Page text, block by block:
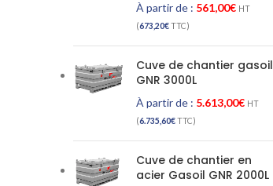
À partir de : 561,00€ HT
(673,20€TTC)
Cuve de chantier gasoil
GNR 3000L
À partir de : 5.613,00€ HT
(6.735,60€TTC)
Cuve de chantier en
acier Gasoil GNR 2000L